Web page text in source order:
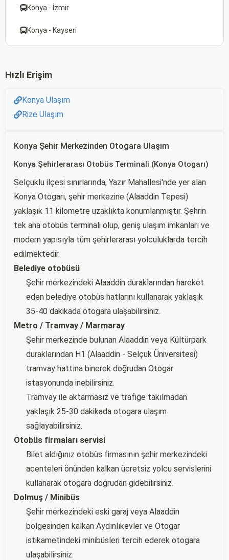
Konya - İzmir
Konya - Kayseri
Hızlı Erişim
Konya Ulaşım
Rize Ulaşım
Konya Şehir Merkezinden Otogara Ulaşım
Konya Şehirlerarası Otobüs Terminali (Konya Otogarı)
Selçuklu ilçesi sınırlarında, Yazır Mahallesi'nde yer alan
Konya Otogarı, şehir merkezine (Alaaddin Tepesi)
yaklaşık 11 kilometre uzaklıkta konumlanmıştır. Şehrin
tek ana otobüs terminali olup, geniş ulaşım imkanları ve
modern yapısıyla tüm şehirlerarası yolculuklarda tercih
edilmektedir.
Belediye otobüsü
Şehir merkezindeki Alaaddin duraklarından hareket
eden belediye otobüs hatlarını kullanarak yaklaşık
35-40 dakikada otogara ulaşabilirsiniz.
Metro / Tramvay / Marmaray
Şehir merkezinde bulunan Alaaddin veya Kültürpark
duraklarından H1 (Alaaddin - Selçuk Üniversitesi)
tramvay hattına binerek doğrudan Otogar
istasyonunda inebilirsiniz.
Tramvay ile aktarmasız ve trafiğe takılmadan
yaklaşık 25-30 dakikada otogara ulaşım
sağlayabilirsiniz.
Otobüs firmaları servisi
Bilet aldığınız otobüs firmasının şehir merkezindeki
acenteleri önünden kalkan ücretsiz yolcu servislerini
kullanarak otogara doğrudan gidebilirsiniz.
Dolmuş / Minibüs
Şehir merkezindeki eski garaj veya Alaaddin
bölgesinden kalkan Aydınlıkevler ve Otogar
istikametindeki minibüsleri tercih ederek otogara
ulaşabilirsiniz.